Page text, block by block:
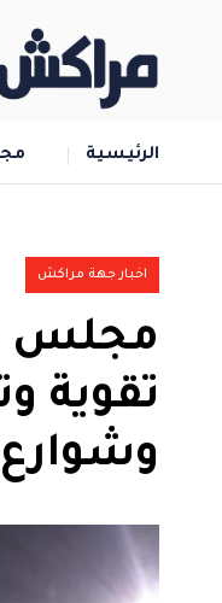
الرئيسية
اخبار جهة مراكش
مجلس
تقوية